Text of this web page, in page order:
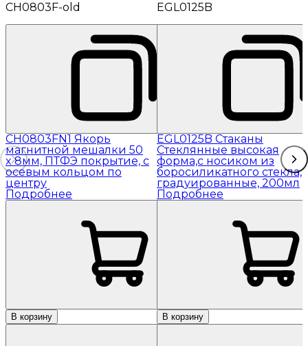
CH0803F-old
CH0803FN1 Якорь
магнитной мешалки 50
x 8мм, ПТФЭ покрытие, с
осевым кольцом по
центру
Подробнее
В корзину
EGL0125B
EGL0125B Стаканы
Стеклянные высокая
форма,с носиком из
боросиликатного стекла,
градуированные, 200мл
Подробнее
В корзину